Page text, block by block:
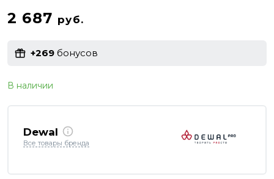
2 687 руб.
+269 бонусов
В наличии
Dewal
Все товары бренда